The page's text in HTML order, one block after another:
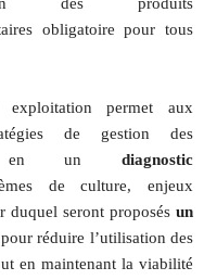
obligatoire pour tous
permet aux
de gestion des
en un diagnostic
de culture, enjeux
duquel seront proposés un
réduire l’utilisation des
en maintenant la viabilité